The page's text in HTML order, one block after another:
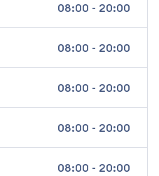
08:00 - 20:00
08:00 - 20:00
08:00 - 20:00
08:00 - 20:00
08:00 - 20:00